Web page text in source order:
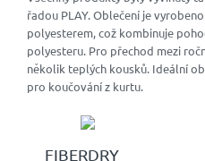
řadou PLAY. Oblečení je
polyesterem, což kombinuje
polyesteru. Pro přechod mezi
několik teplých kousků. Ideální
pro koučování z kurtu.
FIBERDRY